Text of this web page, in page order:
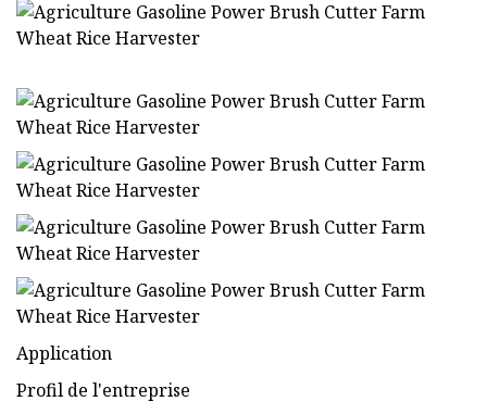
Application
Profil de l'entreprise